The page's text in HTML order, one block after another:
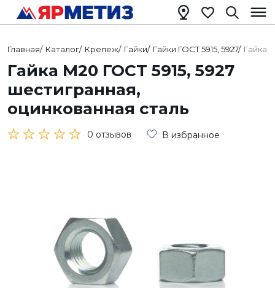
Главная/ Каталог/ Крепеж/ Гайки/ Гайки ГОСТ 5915, 5927/ Гайка
Гайка М20 ГОСТ 5915, 5927
шестигранная,
оцинкованная сталь
0 отзывов В избранное